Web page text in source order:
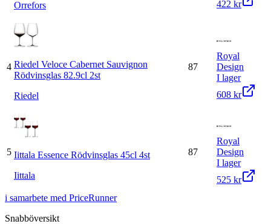
Orrefors
422 kr
4 Riedel Veloce Cabernet Sauvignon
Rödvinsglas 82.9cl 2st
Riedel
87
Royal
Design
I lager
608 kr
5 Iittala Essence Rödvinsglas 45cl 4st
Iittala
87
Royal
Design
I lager
525 kr
i samarbete med PriceRunner
Snabböversikt